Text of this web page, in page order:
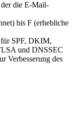
die E-Mail-
bis F (erhebliche
SPF, DKIM,
und DNSSEC
Verbesserung des